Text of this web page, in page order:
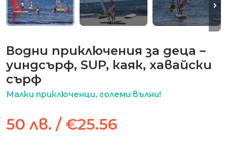
Водни приключения за деца –
уиндсърф, SUP, каяк, хавайски
сърф
Малки приключенци, големи вълни!
50 лв. / €25.56